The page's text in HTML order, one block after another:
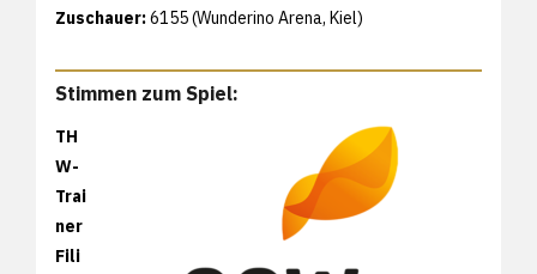
Zuschauer:6155 (Wunderino Arena, Kiel)
Stimmen zum Spiel:
TH
W-
Trai
ner
Fili